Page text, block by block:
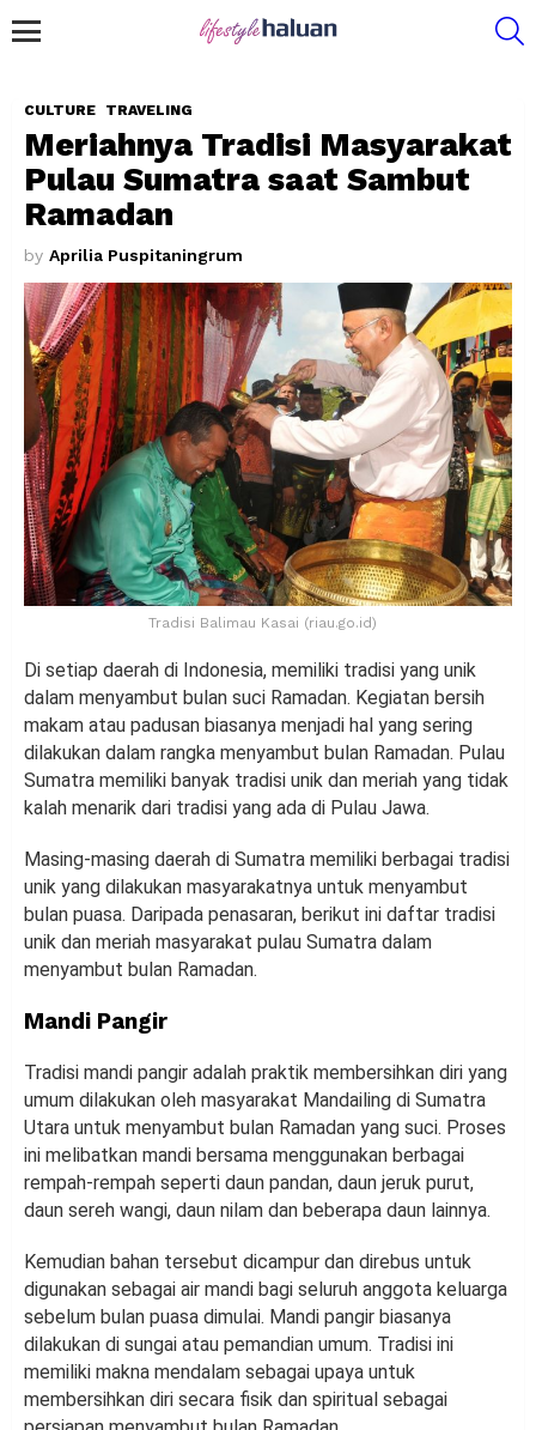
CULTURE TRAVELING
Meriahnya Tradisi Masyarakat
Pulau Sumatra saat Sambut
Ramadan
by Aprilia Puspitaningrum
Tradisi Balimau Kasai (riau.go.id)
Di setiap daerah di Indonesia, memiliki tradisi yang unik
dalam menyambut bulan suci Ramadan. Kegiatan bersih
makam atau padusan biasanya menjadi hal yang sering
dilakukan dalam rangka menyambut bulan Ramadan. Pulau
Sumatra memiliki banyak tradisi unik dan meriah yang tidak
kalah menarik dari tradisi yang ada di Pulau Jawa.
Masing-masing daerah di Sumatra memiliki berbagai tradisi
unik yang dilakukan masyarakatnya untuk menyambut
bulan puasa. Daripada penasaran, berikut ini daftar tradisi
unik dan meriah masyarakat pulau Sumatra dalam
menyambut bulan Ramadan.
Mandi Pangir
Tradisi mandi pangir adalah praktik membersihkan diri yang
umum dilakukan oleh masyarakat Mandailing di Sumatra
Utara untuk menyambut bulan Ramadan yang suci. Proses
ini melibatkan mandi bersama menggunakan berbagai
rempah-rempah seperti daun pandan, daun jeruk purut,
daun sereh wangi, daun nilam dan beberapa daun lainnya.
Kemudian bahan tersebut dicampur dan direbus untuk
digunakan sebagai air mandi bagi seluruh anggota keluarga
sebelum bulan puasa dimulai. Mandi pangir biasanya
dilakukan di sungai atau pemandian umum. Tradisi ini
memiliki makna mendalam sebagai upaya untuk
membersihkan diri secara fisik dan spiritual sebagai